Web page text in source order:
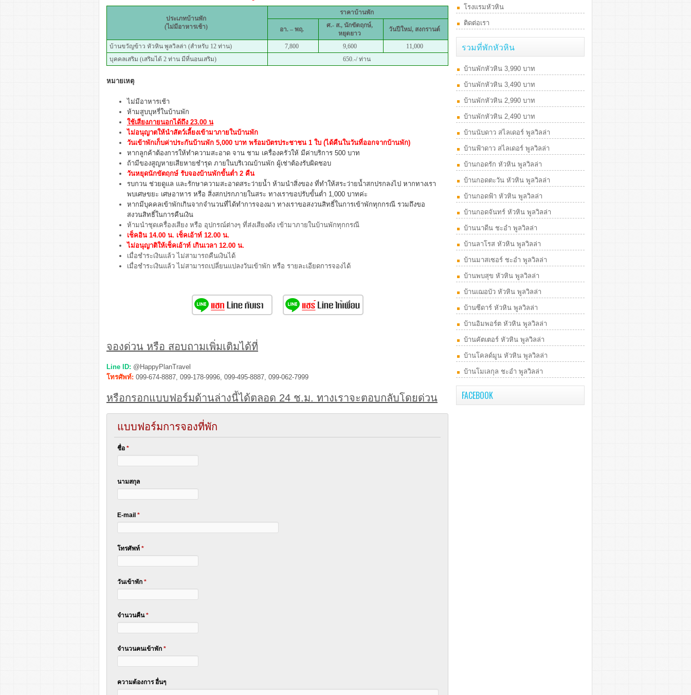
ประเภทบ้านพัก
(ไม่มีอาหารเช้า)
ราคาบ้านพัก
อา. – พฤ.
ศ.- ส., นักขัตฤกษ์,
หยุดยาว
วันปีใหม่, สงกรานต์
บ้านขวัญข้าว หัวหิน พูลวิลล่า (สำหรับ 12 ท่าน) 7,800 9,600
11,000
บุคคลเสริม (เสริมได้ 2 ท่าน มีที่นอนเสริม)
650.-/ ท่าน
หมายเหตุ
ไม่มีอาหารเช้า
ห้ามสูบบุหรี่ในบ้านพัก
ใช้เสียงภายนอกได้ถึง 23.00 น
ไม่อนุญาตให้นำสัตว์เลี้ยงเข้ามาภายในบ้านพัก
วันเข้าพักเก็บค่าประกันบ้านพัก 5,000 บาท พร้อมบัตรประชาชน 1 ใบ (ได้คืนในวันที่ออกจากบ้านพัก)
หากลูกค้าต้องการให้ทำความสะอาด จาน ชาม เครื่องครัวให้ มีค่าบริการ 500 บาท
ถ้ามีของสูญหายเสียหายชำรุด ภายในบริเวณบ้านพัก ผู้เช่าต้องรับผิดชอบ
วันหยุดนักขัตฤกษ์ รับจองบ้านพักขั้นต่ำ 2 คืน
รบกวน ช่วยดูแล และรักษาความสะอาดสระว่ายน้ำ ห้ามนำสิ่งของ ที่ทำให้สระว่ายน้ำสกปรกลงไป หากทางเรา
พบเศษขยะ เศษอาหาร หรือ สิ่งสกปรกภายในสระ ทางเราขอปรับขั้นต่ำ 1,000 บาทค่ะ
หากมีบุคคลเข้าพักเกินจากจำนวนที่ได้ทำการจองมา ทางเราขอสงวนสิทธิ์ในการเข้าพักทุกกรณี รวมถึงขอ
สงวนสิทธิ์ในการคืนเงิน
ห้ามนำชุดเครื่องเสียง หรือ อุปกรณ์ต่างๆ ที่ส่งเสียงดัง เข้ามาภายในบ้านพักทุกกรณี
เช็คอิน 14.00 น. เช็คเอ้าท์ 12.00 น.
ไม่อนุญาติให้เช็คเอ้าท์ เกินเวลา 12.00 น.
เมื่อชำระเงินแล้ว ไม่สามารถคืนเงินได้
เมื่อชำระเงินแล้ว ไม่สามารถเปลี่ยนแปลงวันเข้าพัก หรือ รายละเอียดการจองได้
จองด่วน หรือ สอบถามเพิ่มเติมได้ที่
Line ID: @HappyPlanTravel
โทรศัพท์: 099-674-8887, 099-178-9996, 099-495-8887, 099-062-7999
หรือกรอกแบบฟอร์มด้านล่างนี้ได้ตลอด 24 ช.ม. ทางเราจะตอบกลับโดยด่วน
แบบฟอร์มการจองที่พัก
ชื่อ*
นามสกุล
E-mail*
โทรศัพท์*
วันเข้าพัก*
จำนวนคืน*
จำนวนคนเข้าพัก*
ความต้องการ อื่นๆ
โรงแรมหัวหิน
ติดต่อเรา
รวมที่พักหัวหิน
บ้านพักหัวหิน 3,990 บาท
บ้านพักหัวหิน 3,490 บาท
บ้านพักหัวหิน 2,990 บาท
บ้านพักหัวหิน 2,490 บาท
บ้านนับดาว สไลเดอร์ พูลวิลล่า
บ้านฟ้าดาว สไลเดอร์ พูลวิลล่า
บ้านกอดรัก หัวหิน พูลวิลล่า
บ้านกอดตะวัน หัวหิน พูลวิลล่า
บ้านกอดฟ้า หัวหิน พูลวิลล่า
บ้านกอดจันทร์ หัวหิน พูลวิลล่า
บ้านนาดีน ชะอำ พูลวิลล่า
บ้านลาโรส หัวหิน พูลวิลล่า
บ้านมาสเซอร์ ชะอำ พูลวิลล่า
บ้านพบสุข หัวหิน พูลวิลล่า
บ้านเฌอบัว หัวหิน พูลวิลล่า
บ้านซีดาร์ หัวหิน พูลวิลล่า
บ้านอิมพอร์ต หัวหิน พูลวิลล่า
บ้านคัตเตอร์ หัวหิน พูลวิลล่า
บ้านโคลด์มูน หัวหิน พูลวิลล่า
บ้านโมเลกุล ชะอำ พูลวิลล่า
FACEBOOK